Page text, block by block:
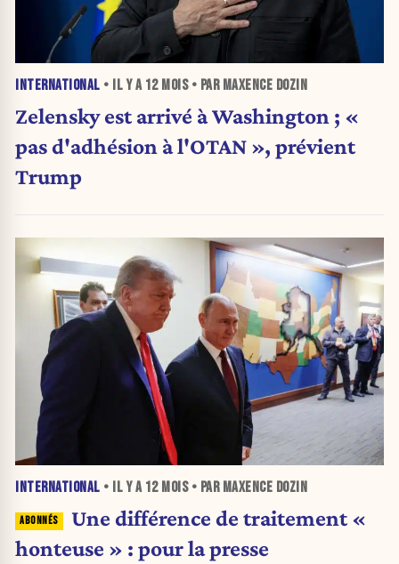
INTERNATIONAL • IL Y A 12 MOIS• PAR MAXENCE DOZIN
Zelensky est arrivé à Washington ; «
pas d'adhésion à l'OTAN », prévient
Trump
INTERNATIONAL • IL Y A 12 MOIS• PAR MAXENCE DOZIN
Une différence de traitement «
honteuse » : pour la presse